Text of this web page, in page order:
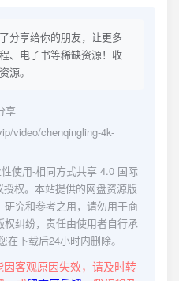
分享给你的朋友，让更多
、电子书等稀缺资源！收
源。
享
video/chenqingling-4k-
使用-相同方式共享 4.0 国际
授权。本站提供的网盘资源版
究和参考之用，请勿用于商
纠纷，责任由使用者自行承
下载后24小时内删除。
客观原因失效，请及时转